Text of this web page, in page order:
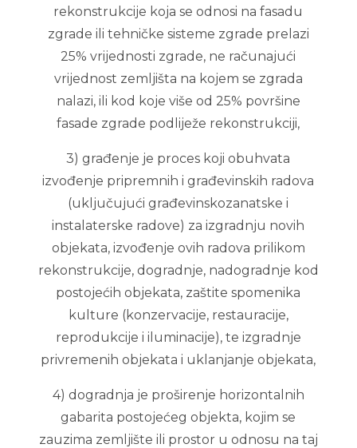
rekonstrukcije koja se odnosi na fasadu
zgrade ili tehničke sisteme zgrade prelazi
25% vrijednosti zgrade, ne računajući
vrijednost zemljišta na kojem se zgrada
nalazi, ili kod koje više od 25% površine
fasade zgrade podliježe rekonstrukciji,
3) građenje je proces koji obuhvata
izvođenje pripremnih i građevinskih radova
(uključujući građevinskozanatske i
instalaterske radove) za izgradnju novih
objekata, izvođenje ovih radova prilikom
rekonstrukcije, dogradnje, nadogradnje kod
postojećih objekata, zaštite spomenika
kulture (konzervacije, restauracije,
reprodukcije i iluminacije), te izgradnje
privremenih objekata i uklanjanje objekata,
4) dogradnja je proširenje horizontalnih
gabarita postojećeg objekta, kojim se
zauzima zemljište ili prostor u odnosu na taj